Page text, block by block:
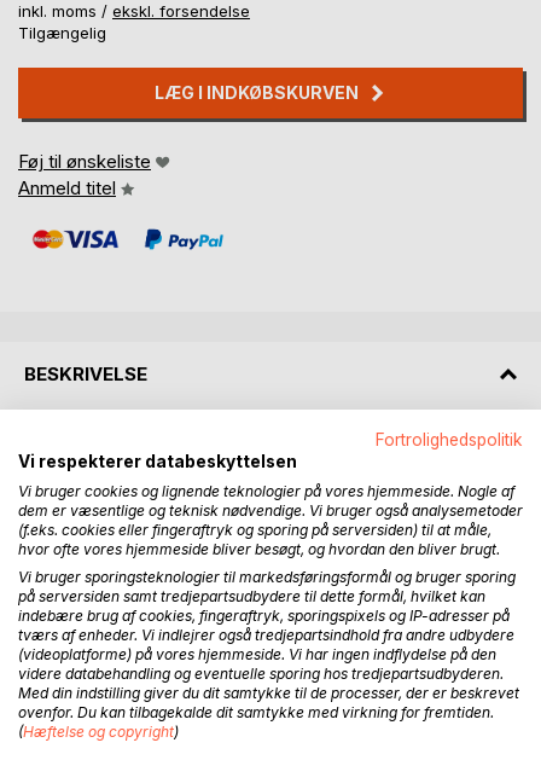
inkl. moms / ekskl. forsendelse
Tilgængelig
LÆG I INDKØBSKURVEN
Føj til ønskeliste
Anmeld titel
BESKRIVELSE
The son of a Danish immigrant tells the story of his life and
times, from the beginning of the Second World War to the
state of the world today. He questions the wisdom of
religious belief and the ever increasing growth of
civilization. Will mankind be able to survive when
confronted with a shortage of essential resources and over
population, in the near future? Has the time come for
nations to implement much needed limits to growth? Have
governments failed to respond, due to political inaction or
fallacy? Currently, the masses are on the move in the
Middle East, Northern Africa and elsewhere, toward
Europe, in search of survival and a better life. Europe can
accommodate some of them but not all. Terrorism
Fortrolighedspolitik
Vi respekterer databeskyttelsen
Vi bruger cookies og lignende teknologier på vores hjemmeside. Nogle af
dem er væsentlige og teknisk nødvendige. Vi bruger også analysemetoder
(f.eks. cookies eller fingeraftryk og sporing på serversiden) til at måle,
hvor ofte vores hjemmeside bliver besøgt, og hvordan den bliver brugt.
Vi bruger sporingsteknologier til markedsføringsformål og bruger sporing
på serversiden samt tredjepartsudbydere til dette formål, hvilket kan
indebære brug af cookies, fingeraftryk, sporingspixels og IP-adresser på
tværs af enheder. Vi indlejrer også tredjepartsindhold fra andre udbydere
(videoplatforme) på vores hjemmeside. Vi har ingen indflydelse på den
videre databehandling og eventuelle sporing hos tredjepartsudbyderen.
Med din indstilling giver du dit samtykke til de processer, der er beskrevet
ovenfor. Du kan tilbagekalde dit samtykke med virkning for fremtiden.
(Hæftelse og copyright)